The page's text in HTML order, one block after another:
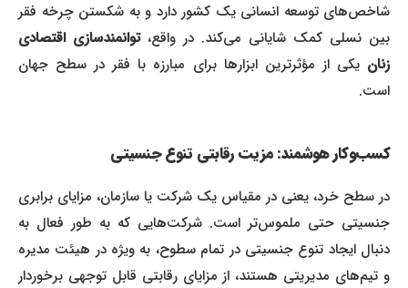
شاخص‌های توسعه انسانی یک کشور دارد و به شکستن چرخه فقر
بین نسلی کمک شایانی می‌کند. در واقع،توانمندسازی اقتصادی
زنان یکی از مؤثرترین ابزارها برای مبارزه با فقر در سطح جهان
است.
کسب‌وکار هوشمند: مزیت رقابتی تنوع جنسیتی
در سطح خرد، یعنی در مقیاس یک شرکت یا سازمان، مزایای برابری
جنسیتی حتی ملموس‌تر است. شرکت‌هایی که به طور فعال به
دنبال ایجاد تنوع جنسیتی در تمام سطوح، به ویژه در هیئت مدیره
و تیم‌های مدیریتی هستند، از مزایای رقابتی قابل توجهی برخوردار